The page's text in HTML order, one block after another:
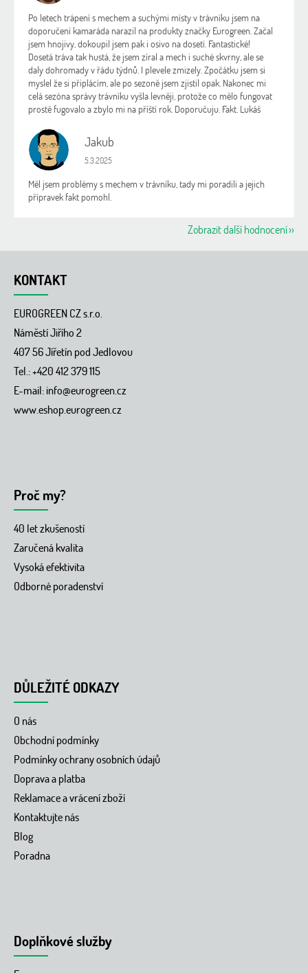
Po letech trápení s mechem a suchými místy v trávníku jsem na
doporučení kamaráda narazil na produkty značky Eurogreen. Začal
jsem hnojivy, dokoupil jsem pak i osivo na dosetí. Fantastické!
Dosetá tráva tak hustá, že jsem zíral a mech i suché skvrny, ale se
daly dohromady v řádu týdnů. I plevele zmizely. Zpočátku jsem si
myslel že si připlácím, ale po sezoně jsem zjistil opak. Nakonec mi
celá sezóna správy trávníku vyšla levněji, protože co mělo fungovat
prostě fugovalo a zbylo mi na příští rok. Doporučuju. Fakt. Lukáš
J Jakub
Hodnocení obchodu je 5 z 5 hvězdiček.
5.3.2025
Měl jsem problémy s mechem v trávníku, tady mi poradili a jejich
přípravek fakt pomohl.
Zobrazit další hodnocení
KONTAKT
EUROGREEN CZ s.r.o.
Náměstí Jiřího 2
407 56 Jířetín pod Jedlovou
Tel.: +420 412 379 115
E-mail:info@eurogreen.cz
www.eshop.eurogreen.cz
Proč my?
40 let zkušeností
Zaručená kvalita
Vysoká efektivita
Odborné poradenství
DŮLEŽITÉ ODKAZY
O nás
Obchodní podmínky
Podmínky ochrany osobních údajů
Doprava a platba
Reklamace a vrácení zboží
Kontaktujte nás
Blog
Poradna
Doplňkové služby